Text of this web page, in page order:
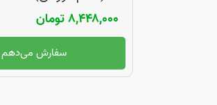
۸,۴۴۸,۰۰۰تومان
سفارش می‌دهم